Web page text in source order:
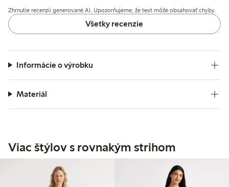
nákupmi online a v kamenných predajniach.
Zhrnutie recenzií generované AI. Upozorňujeme, že text môže obsahovať chyby.
Všetky recenzie
Informácie o výrobku
Materiál
Viac štýlov s rovnakým strihom